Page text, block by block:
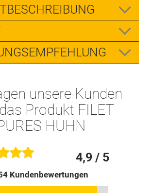
unsere Kunden
Produkt FILET
HUHN
4,9 / 5
Kundenbewertungen